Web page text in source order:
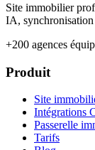
Site immobilier
IA,
+200 agences
Produit
Site
Intégrations
Passerelle
Tarifs